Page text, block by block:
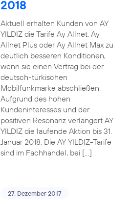
2018
Aktuell erhalten Kunden von AY
YILDIZ die Tarife Ay Allnet, Ay
Allnet Plus oder Ay Allnet Max zu
deutlich besseren Konditionen,
wenn sie einen Vertrag bei der
deutsch-türkischen
Mobilfunkmarke abschließen.
Aufgrund des hohen
Kundeninteresses und der
positiven Resonanz verlängert AY
YILDIZ die laufende Aktion bis 31.
Januar 2018. Die AY YILDIZ-Tarife
sind im Fachhandel, bei […]
27. Dezember 2017